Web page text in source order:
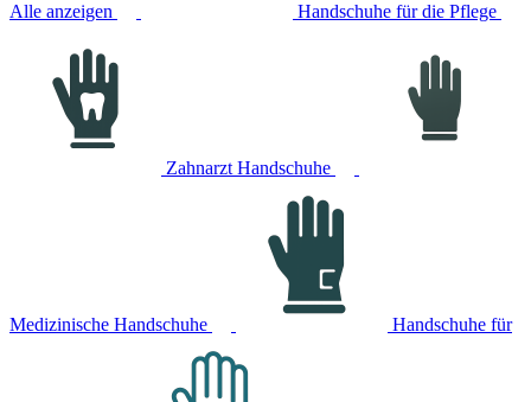
Alle anzeigen Handschuhe für die Pflege
Zahnarzt Handschuhe
Medizinische Handschuhe Handschuhe für